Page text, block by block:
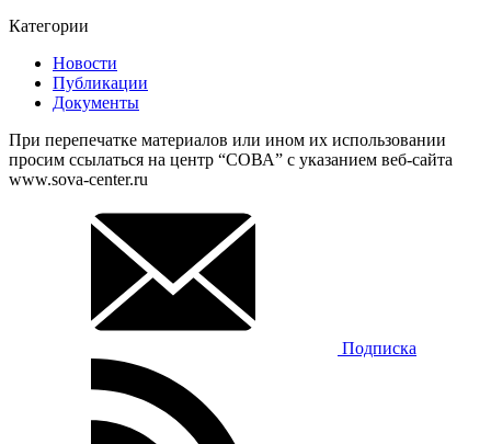
Категории
Новости
Публикации
Документы
При перепечатке материалов или ином их использовании
просим ссылаться на центр “СОВА” с указанием веб-сайта
www.sova-center.ru
Подписка